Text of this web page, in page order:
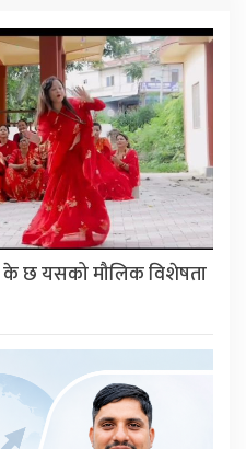
के छ यसको मौलिक विशेषता